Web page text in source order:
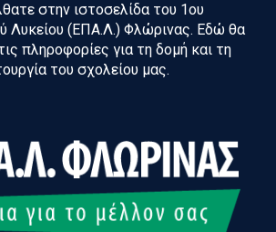
στην ιστοσελίδα του 1ου
Λυκείου (ΕΠΑ.Λ.) Φλώρινας. Εδώ θα
πληροφορίες για τη δομή και τη
του σχολείου μας.